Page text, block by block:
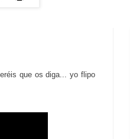
que os diga... yo flipo